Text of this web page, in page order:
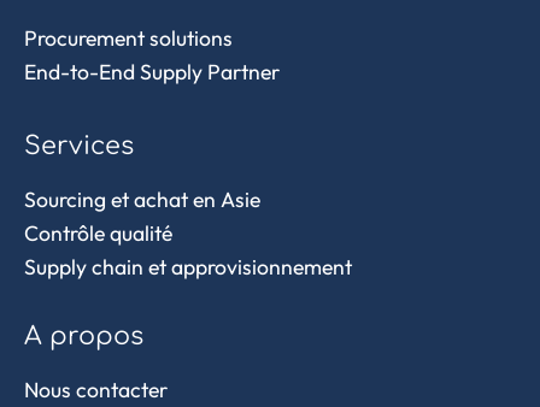
Procurement solutions
End-to-End Supply Partner
Services
Sourcing et achat en Asie
Contrôle qualité
Supply chain et approvisionnement
A propos
Nous contacter